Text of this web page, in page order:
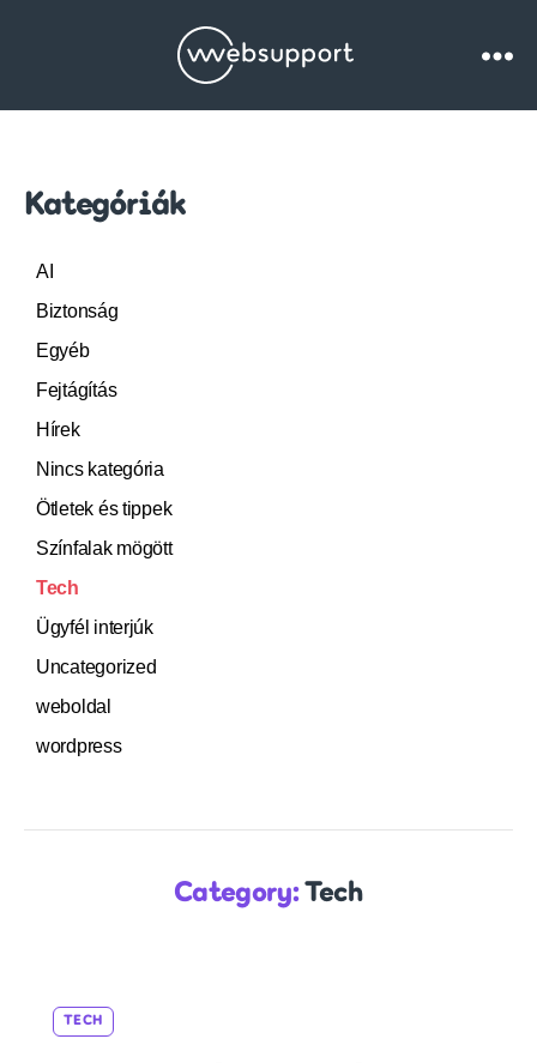
Websupport.hu
Kategóriák
AI
Biztonság
Egyéb
Fejtágítás
Hírek
Nincs kategória
Ötletek és tippek
Színfalak mögött
Tech
Ügyfél interjúk
Uncategorized
weboldal
wordpress
Category: Tech
TECH